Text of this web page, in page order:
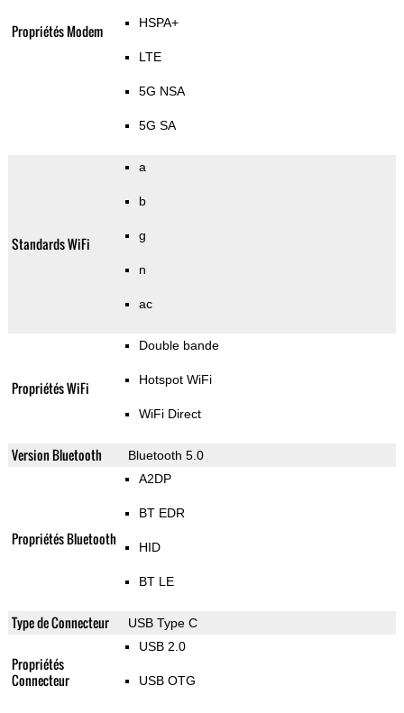
Propriétés Modem HSPA+
LTE
5G NSA
5G SA
Standards WiFi
a
b
g
n
ac
Propriétés WiFi
Double bande
Hotspot WiFi
WiFi Direct
Version Bluetooth Bluetooth 5.0
Propriétés Bluetooth
A2DP
BT EDR
HID
BT LE
Type de Connecteur USB Type C
Propriétés
Connecteur
USB 2.0
USB OTG